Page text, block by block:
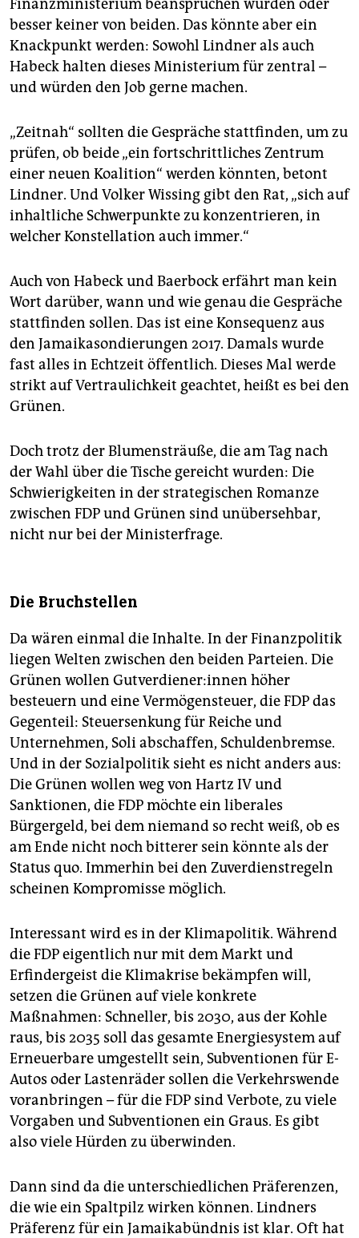
Finanzministerium beanspruchen würden oder
besser keiner von beiden. Das könnte aber ein
Knackpunkt werden: Sowohl Lindner als auch
Habeck halten dieses Ministerium für zentral –
und würden den Job gerne machen.
„Zeitnah“ sollten die Gespräche stattfinden, um zu
prüfen, ob beide „ein fortschrittliches Zentrum
einer neuen Koalition“ werden könnten, betont
Lindner. Und Volker Wissing gibt den Rat, „sich auf
inhaltliche Schwerpunkte zu konzentrieren, in
welcher Konstellation auch immer.“
Auch von Habeck und Baerbock erfährt man kein
Wort darüber, wann und wie genau die Gespräche
stattfinden sollen. Das ist eine Konsequenz aus
den Jamaikasondierungen 2017. Damals wurde
fast alles in Echtzeit öffentlich. Dieses Mal werde
strikt auf Vertraulichkeit geachtet, heißt es bei den
Grünen.
Doch trotz der Blumensträuße, die am Tag nach
der Wahl über die Tische gereicht wurden: Die
Schwierigkeiten in der strategischen Romanze
zwischen FDP und Grünen sind unübersehbar,
nicht nur bei der Ministerfrage.
Die Bruchstellen
Da wären einmal die Inhalte. In der Finanzpolitik
liegen Welten zwischen den beiden Parteien. Die
Grünen wollen Gut­ver­die­ne­r:in­nen höher
besteuern und eine Vermögensteuer, die FDP das
Gegenteil: Steuersenkung für Reiche und
Unternehmen, Soli abschaffen, Schuldenbremse.
Und in der Sozialpolitik sieht es nicht anders aus:
Die Grünen wollen weg von Hartz IV und
Sanktionen, die FDP möchte ein liberales
Bürgergeld, bei dem niemand so recht weiß, ob es
am Ende nicht noch bitterer sein könnte als der
Status quo. Immerhin bei den Zuverdienstregeln
scheinen Kompromisse möglich.
Interessant wird es in der Klimapolitik. Während
die FDP eigentlich nur mit dem Markt und
Erfindergeist die Klimakrise bekämpfen will,
setzen die Grünen auf viele konkrete
Maßnahmen: Schneller, bis 2030, aus der Kohle
raus, bis 2035 soll das gesamte Energiesystem auf
Erneuerbare umgestellt sein, Subventionen für E-
Autos oder Lastenräder sollen die Verkehrswende
voranbringen – für die FDP sind Verbote, zu viele
Vorgaben und Subven­tio­nen ein Graus. Es gibt
also viele Hürden zu überwinden.
Dann sind da die unterschiedlichen Präferenzen,
die wie ein Spaltpilz wirken können. Lindners
Präferenz für ein Jamaikabündnis ist klar. Oft hat